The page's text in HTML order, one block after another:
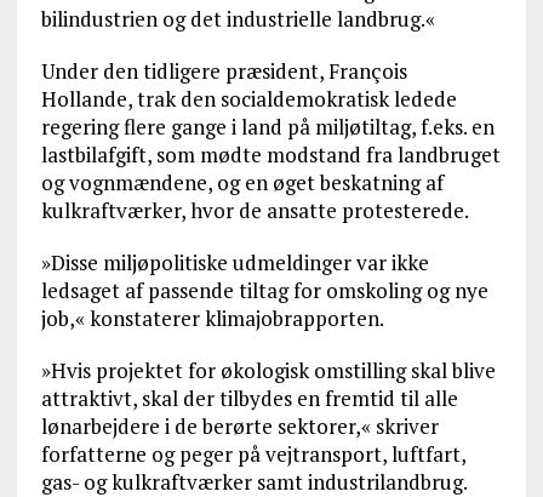
bilindustrien og det industrielle landbrug.«
Under den tidligere præsident, François
Hollande, trak den socialdemokratisk ledede
regering flere gange i land på miljøtiltag, f.eks. en
lastbilafgift, som mødte modstand fra landbruget
og vognmændene, og en øget beskatning af
kulkraftværker, hvor de ansatte protesterede.
»Disse miljøpolitiske udmeldinger var ikke
ledsaget af passende tiltag for omskoling og nye
job,« konstaterer klimajobrapporten.
»Hvis projektet for økologisk omstilling skal blive
attraktivt, skal der tilbydes en fremtid til alle
lønarbejdere i de berørte sektorer,« skriver
forfatterne og peger på vejtransport, luftfart,
gas- og kulkraftværker samt industrilandbrug.